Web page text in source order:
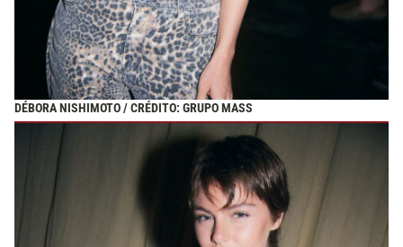
DÉBORA NISHIMOTO / CRÉDITO: GRUPO MASS